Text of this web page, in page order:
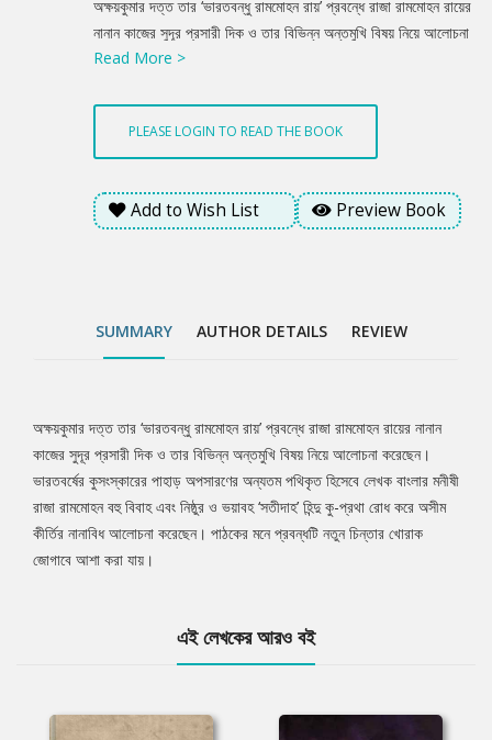
Summery
অক্ষয়কুমার দত্ত তার ‘ভারতবন্ধু রামমোহন রায়’ প্রবন্ধে রাজা রামমোহন রায়ের
নানান কাজের সুদূর প্রসারী দিক ও তার বিভিন্ন অন্তমুখি বিষয় নিয়ে আলোচনা
করেছেন। ভারতবর্ষের কুসংস্কারের পাহাড় অপসারণের অন্যতম পথিকৃত হিসেবে
হিন্দু কু-প্রথা রোধ করে অসীম কীর্তির নানাবিধ আলোচনা করেছেন। পাঠকের
মনে প্রবন্ধটি নতুন চিন্তার খোরাক জোগাবে আশা করা যায়।
Read More >
PLEASE LOGIN TO READ THE BOOK
Add to Wish List Preview Book
SUMMARY AUTHOR DETAILS REVIEW
Tab
Article
অক্ষয়কুমার দত্ত তার ‘ভারতবন্ধু রামমোহন রায়’ প্রবন্ধে রাজা রামমোহন রায়ের নানান
কাজের সুদূর প্রসারী দিক ও তার বিভিন্ন অন্তমুখি বিষয় নিয়ে আলোচনা করেছেন।
ভারতবর্ষের কুসংস্কারের পাহাড় অপসারণের অন্যতম পথিকৃত হিসেবে লেখক বাংলার মনীষী
রাজা রামমোহন বহু বিবাহ এবং নিষ্ঠুর ও ভয়াবহ ‘সতীদাহ’ হিন্দু কু-প্রথা রোধ করে অসীম
কীর্তির নানাবিধ আলোচনা করেছেন। পাঠকের মনে প্রবন্ধটি নতুন চিন্তার খোরাক
জোগাবে আশা করা যায়।
এই লেখকের আরও বই